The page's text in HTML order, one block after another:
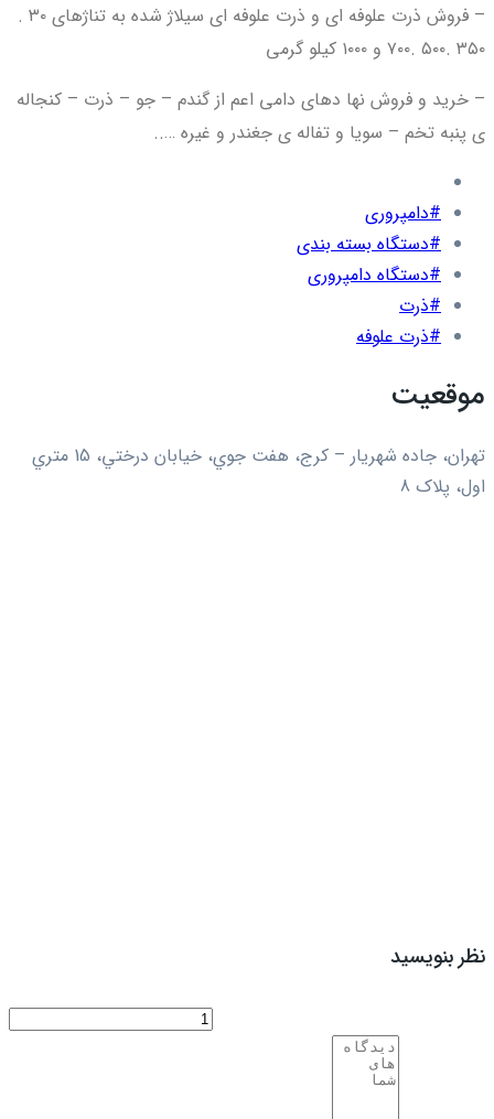
– فروش ذرت علوفه ای و ذرت علوفه ای سیلاژ شده به تناژهای ۳۰ .
۳۵۰ .۵۰۰ .۷۰۰ و ۱۰۰۰ کیلو گرمی
– خرید و فروش نها دهای دامی اعم از گندم – جو – ذرت – کنجاله
ی پنبه تخم – سویا و تفاله ی جغندر و غیره …..
#دامپروری
#دستگاه بسته بندی
#دستگاه دامپروری
#ذرت
#ذرت علوفه
موقعیت
تهران، جاده شهريار – کرج، هفت جوي، خيابان درختي، 15 متري
اول، پلاک 8
نظر بنویسید